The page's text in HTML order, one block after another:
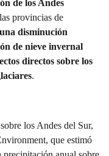
de los Andes
provincias de
una disminución
de nieve invernal
directos sobre los
.
sobre los Andes del Sur,
que estimó